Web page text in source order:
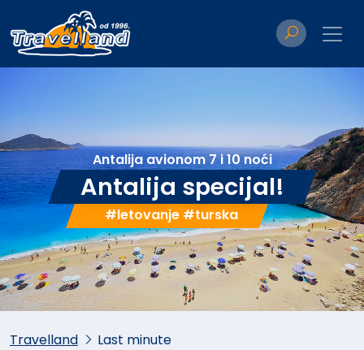
Antalija avionom 7 i 10 noći
Antalija specijal!
#letovanje #turska
Travelland Last minute